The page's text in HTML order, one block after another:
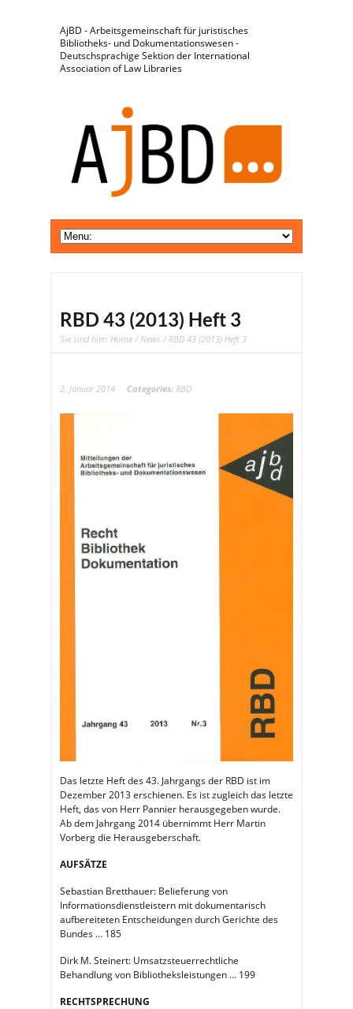
AjBD - Arbeitsgemeinschaft für juristisches
Bibliotheks- und Dokumentationswesen -
Deutschsprachige Sektion der International
Association of Law Libraries
RBD 43 (2013) Heft 3
Sie sind hier: Home / News / RBD 43 (2013) Heft 3
2. Januar 2014 Categories: RBD
Das letzte Heft des 43. Jahrgangs der RBD ist im
Dezember 2013 erschienen. Es ist zugleich das letzte
Heft, das von Herr Pannier herausgegeben wurde.
Ab dem Jahrgang 2014 übernimmt Herr Martin
Vorberg die Herausgeberschaft.
AUFSÄTZE
Sebastian Bretthauer: Belieferung von
Informationsdienstleistern mit dokumentarisch
aufbereiteten Entscheidungen durch Gerichte des
Bundes … 185
Dirk M. Steinert: Umsatzsteuerrechtliche
Behandlung von Bibliotheksleistungen … 199
RECHTSPRECHUNG